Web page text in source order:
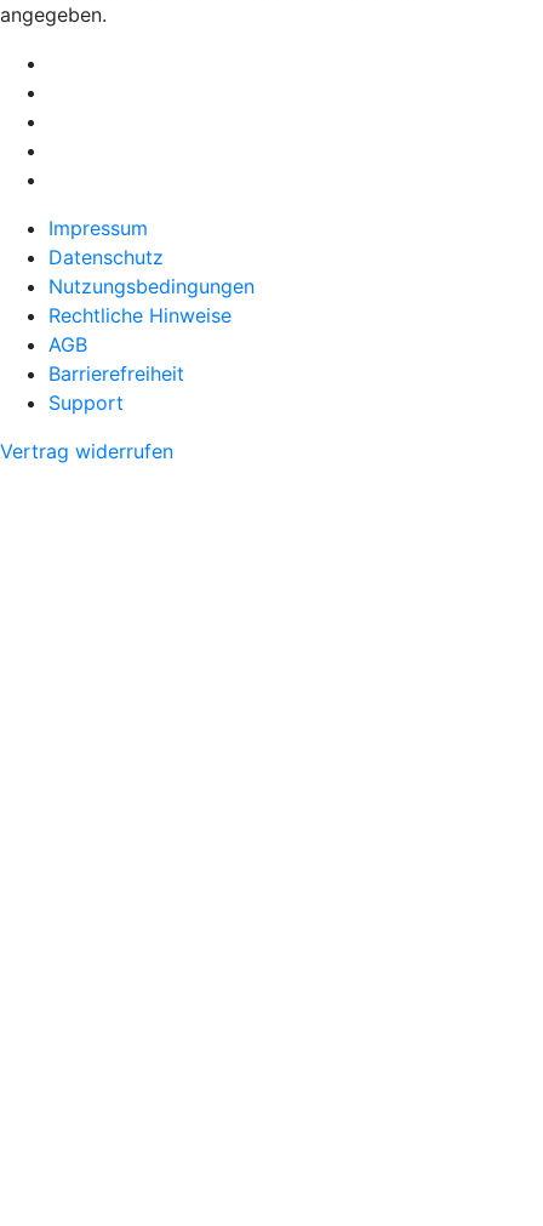
angegeben.
Impressum
Datenschutz
Nutzungsbedingungen
Rechtliche Hinweise
AGB
Barrierefreiheit
Support
Vertrag widerrufen